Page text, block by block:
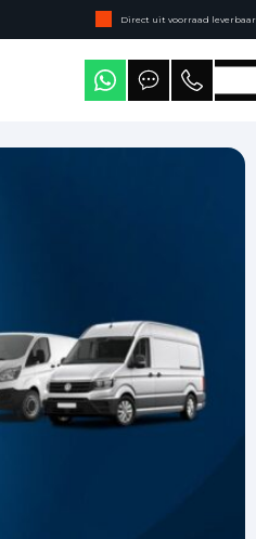
Direct uit voorraad leverbaar
Levering in heel Nederland